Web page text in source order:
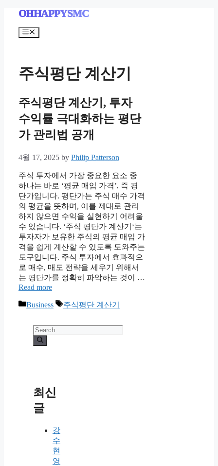
content
OHHAPPYSMC
Menu
주식평단 계산기
주식평단 계산기, 투자
수익률 극대화하는 평단
가 관리법 공개
4월 17, 2025 by Philip Patterson
주식 투자에서 가장 중요한 요소 중
하나는 바로 ‘평균 매입 가격’, 즉 평
단가입니다. 평단가는 주식 매수 가격
의 평균을 뜻하며, 이를 제대로 관리
하지 않으면 수익을 실현하기 어려울
수 있습니다. ‘주식 평단가 계산기‘는
투자자가 보유한 주식의 평균 매입 가
격을 쉽게 계산할 수 있도록 도와주는
도구입니다. 주식 투자에서 효과적으
로 매수, 매도 전략을 세우기 위해서
는 평단가를 정확히 파악하는 것이 …
Read more
Categories
Business Tags
주식평단 계산기
Search
for:
최신
글
강
수
현
영